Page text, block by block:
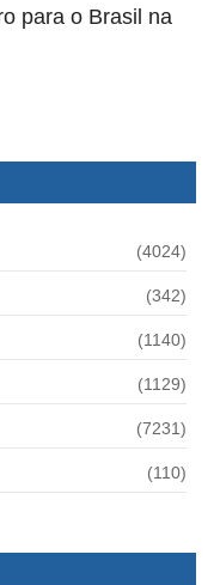
para o Brasil na
(4024)
(342)
(1140)
(1129)
(7231)
(110)